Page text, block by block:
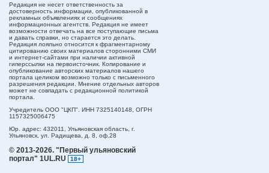
Редакция не несет ответственность за
достоверность информации, опубликованной в
рекламных объявлениях и сообщениях
информационных агентств. Редакция не имеет
возможности отвечать на все поступающие письма
и давать справки, но старается это делать.
Редакция лояльно относится к фрагментарному
цитированию своих материалов сторонними СМИ
и интернет-сайтами при наличии активной
гиперссылки на первоисточник. Копирование и
опубликование авторских материалов нашего
портала целиком возможно только с письменного
разрешения редакции. Мнение отдельных авторов
может не совпадать с редакционной политикой
портала.
Учредитель ООО "ЦКП". ИНН 7325140148, ОГРН
1157325006475
Юр. адрес: 432011, Ульяновская область, г.
Ульяновск, ул. Радищева, д. 8, оф.28
© 2013-2026. "Первый ульяновский
портал" 1UL.RU
18+